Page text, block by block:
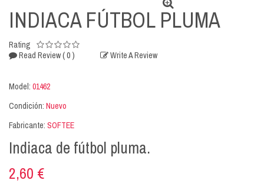
INDIACA FÚTBOL PLUMA
Rating
Read Review( 0 ) Write A Review
Model: 01462
Condición: Nuevo
Fabricante: SOFTEE
Indiaca de fútbol pluma.
2,60 €